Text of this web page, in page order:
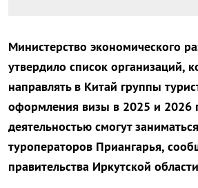
Министерство экономического
утвердило список организаций,
направлять в Китай группы
оформления визы в 2025 и 2026
деятельностью смогут
туроператоров Приангарья,
правительства Иркутской